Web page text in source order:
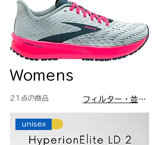
Womens
21点の商品 フィルター・並び替え
unisex